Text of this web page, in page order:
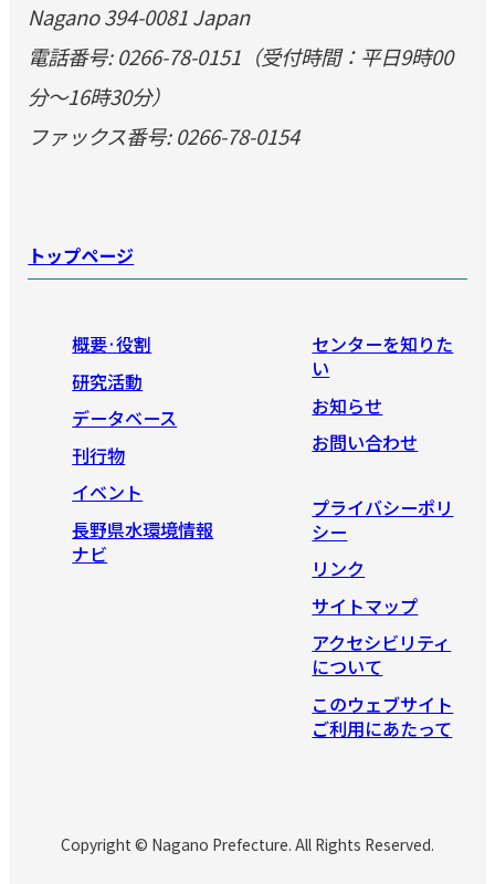
Nagano 394-0081 Japan
電話番号: 0266-78-0151（受付時間：平日9時00
分～16時30分）
ファックス番号: 0266-78-0154
トップページ
概要·役割
研究活動
データベース
刊行物
イベント
長野県水環境情報
ナビ
センターを知りた
い
お知らせ
お問い合わせ
プライバシーポリ
シー
リンク
サイトマップ
アクセシビリティ
について
このウェブサイト
ご利用にあたって
Copyright © Nagano Prefecture. All Rights Reserved.